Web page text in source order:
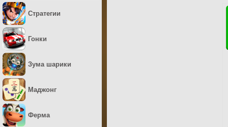
Стратегии
Гонки
Зума шарики
Маджонг
Ферма